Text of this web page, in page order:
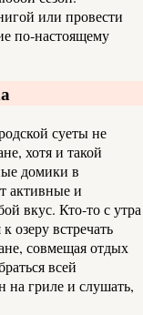
или провести
по‑настоящему
суеты не
хотя и такой
домики в
активные и
вкус. Кто‑то с утра
озеру встречать
совмещая отдых
всей
на гриле и слушать,